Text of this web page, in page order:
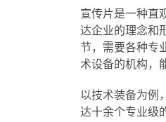
宣传片是一种直
达企业的理念和
节，需要各种专
术设备的机构，
以技术装备为例
达十余个专业级